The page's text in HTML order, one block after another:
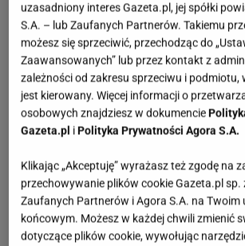
uzasadniony interes Gazeta.pl, jej spółki
S.A. – lub Zaufanych Partnerów. Takiemu
możesz się sprzeciwić, przechodząc do
Zaawansowanych” lub przez kontakt z
zależności od zakresu sprzeciwu i podmiotu,
jest kierowany. Więcej informacji o
osobowych znajdziesz w dokumencie
Gazeta.pl iPolityka Prywatności Agora S.A.
Klikając „Akceptuję” wyrażasz też zgodę na
przechowywanie plików cookie Gazeta.pl sp.
Zaufanych Partnerów i Agora S.A. na Twoim
końcowym. Możesz w każdej chwili zmienić
dotyczące plików cookie, wywołując